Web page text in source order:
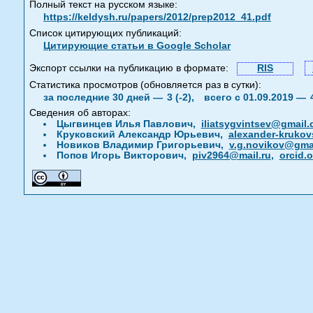
Полный текст на русском языке:
https://keldysh.ru/papers/2012/prep2012_41.pdf
Список цитирующих публикаций:
Цитирующие статьи в Google Scholar
Экспорт ссылки на публикацию в формате: RIS
Статистика просмотров (обновляется раз в сутки):
за последние 30 дней — 3 (-2), всего с 01.09.2019 —
Сведения об авторах:
Цыгвинцев Илья Павлович,
Круковский Александр Юрьевич, alexander-
Новиков Владимир Григорьевич,
Попов Игорь Викторович, piv2964@mail.ru,